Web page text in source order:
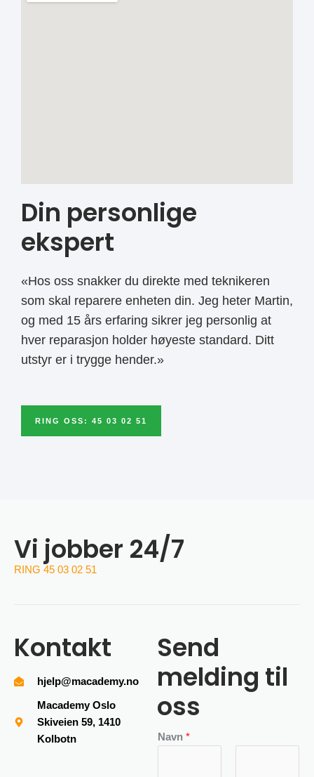
Din personlige
ekspert
«Hos oss snakker du direkte med teknikeren
som skal reparere enheten din. Jeg heter Martin,
og med 15 års erfaring sikrer jeg personlig at
hver reparasjon holder høyeste standard. Ditt
utstyr er i trygge hender.»
RING OSS: 45 03 02 51
Vi jobber 24/7
RING 45 03 02 51
Kontakt
hjelp@macademy.no
Macademy Oslo
Skiveien 59, 1410
Kolbotn
Send
melding til
oss
Navn *